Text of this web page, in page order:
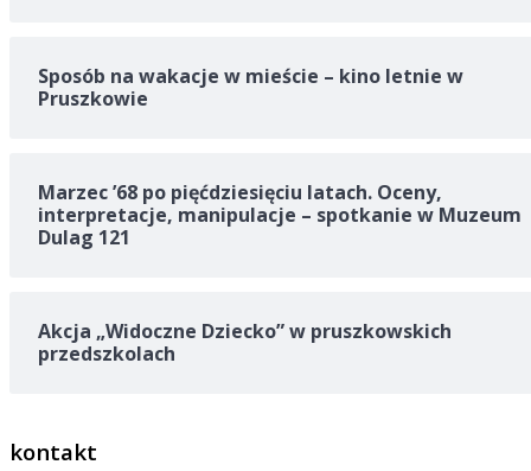
Sposób na wakacje w mieście – kino letnie w
Pruszkowie
Marzec ’68 po pięćdziesięciu latach. Oceny,
interpretacje, manipulacje – spotkanie w Muzeum
Dulag 121
Akcja „Widoczne Dziecko” w pruszkowskich
przedszkolach
kontakt